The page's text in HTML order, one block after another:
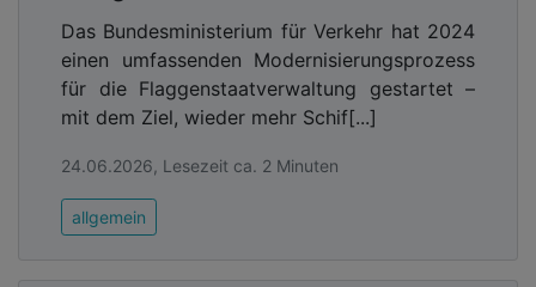
Das Bundesministerium für Verkehr hat 2024
einen umfassenden Modernisierungsprozess
für die Flaggenstaatverwaltung gestartet –
mit dem Ziel, wieder mehr Schif[...]
24.06.2026, Lesezeit ca. 2 Minuten
allgemein